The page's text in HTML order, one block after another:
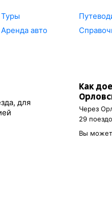
Туры
Аренда авто
для
Как
Через
29
Вы